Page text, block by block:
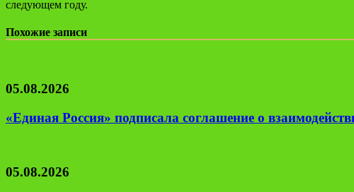
следующем году.
Похожие записи
05.08.2026
«Единая Россия» подписала соглашение о
05.08.2026